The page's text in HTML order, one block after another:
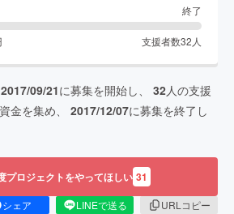
終了
支援者数32 人
2017/09/21に募集を開始し、 32人の支援
金を集め、 2017/12/07に募集を終了し
プロジェクトをやってほしい 31
シェア LINEで送る
URLコピー